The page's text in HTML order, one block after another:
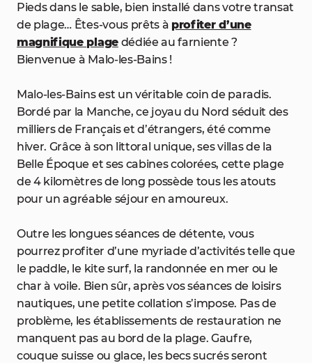
Pieds dans le sable, bien installé dans votre transat
de plage… Êtes-vous prêts à profiter d’une
magnifique plagedédiée au farniente ?
Bienvenue à Malo-les-Bains !
Malo-les-Bains est un véritable coin de paradis.
Bordé par la Manche, ce joyau du Nord séduit des
milliers de Français et d’étrangers, été comme
hiver. Grâce à son littoral unique, ses villas de la
Belle Époque et ses cabines colorées, cette plage
de 4 kilomètres de long possède tous les atouts
pour un agréable séjour en amoureux.
Outre les longues séances de détente, vous
pourrez profiter d’une myriade d’activités telle que
le paddle, le kite surf, la randonnée en mer ou le
char à voile. Bien sûr, après vos séances de loisirs
nautiques, une petite collation s’impose. Pas de
problème, les établissements de restauration ne
manquent pas au bord de la plage. Gaufre,
couque suisse ou glace, les becs sucrés seront